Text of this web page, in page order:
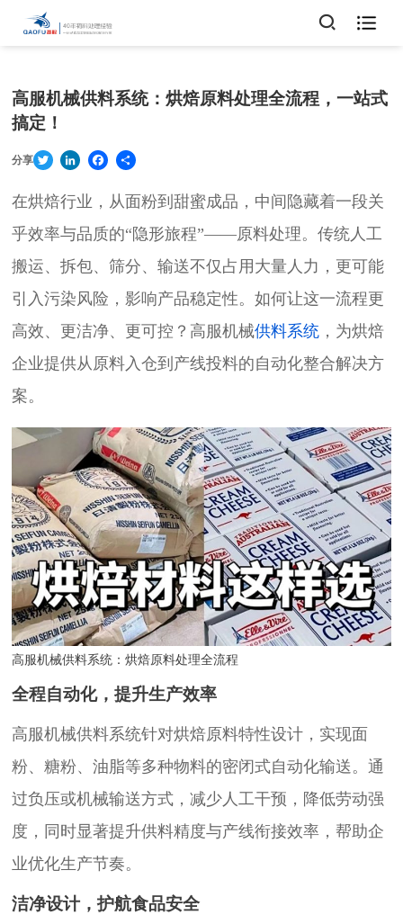

高服机械供料系统：烘焙原料处理全流程，一站式
搞定！
分享 Twitter LinkedInFacebook
Share
在烘焙行业，从面粉到甜蜜成品，中间隐藏着一段关
乎效率与品质的“隐形旅程”——原料处理。传统人工
搬运、拆包、筛分、输送不仅占用大量人力，更可能
引入污染风险，影响产品稳定性。如何让这一流程更
高效、更洁净、更可控？高服机械供料系统，为烘焙
企业提供从原料入仓到产线投料的自动化整合解决方
案。
高服机械供料系统：烘焙原料处理全流程
全程自动化，提升生产效率
高服机械供料系统针对烘焙原料特性设计，实现面
粉、糖粉、油脂等多种物料的密闭式自动化输送。通
过负压或机械输送方式，减少人工干预，降低劳动强
度，同时显著提升供料精度与产线衔接效率，帮助企
业优化生产节奏。
洁净设计，护航食品安全